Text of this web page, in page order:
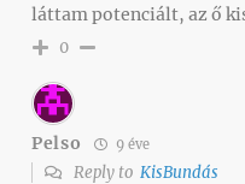
láttam potenciált, az ő
0
Pelso 9 éve
Reply to KisBundás